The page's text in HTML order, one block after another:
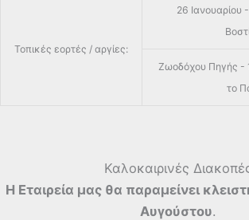
Τοπικές εορτές / αργίες:
26 Ιανουαρίου
Ζωοδόχου Πηγής -
το
Καλοκαιρινές
Η Εταιρεία μας θα παραμείνει
Αυγούστου.